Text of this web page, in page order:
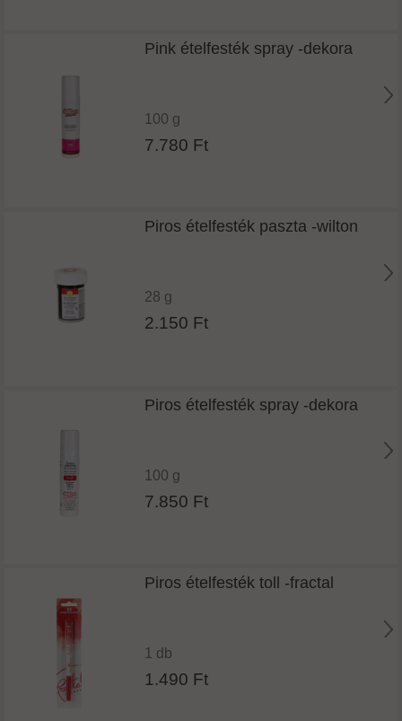
Pink ételfesték spray -dekora
100 g
7.780 Ft
Piros ételfesték paszta -wilton
28 g
2.150 Ft
Piros ételfesték spray -dekora
100 g
7.850 Ft
Piros ételfesték toll -fractal
1 db
1.490 Ft